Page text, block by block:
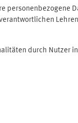
personenbezogene
durch Nutzer